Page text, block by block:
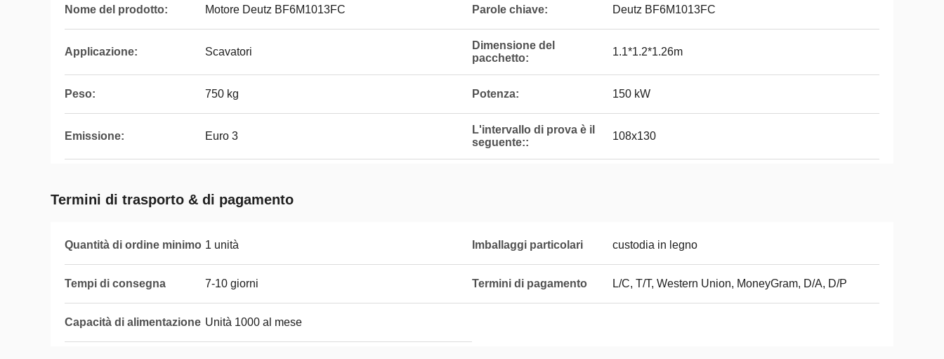
Nome del prodotto: Motore Deutz BF6M1013FC Parole chiave: Deutz BF6M1013FC
Applicazione: Scavatori
Dimensione del
pacchetto:
1.1*1.2*1.26m
Peso: 750 kg Potenza: 150 kW
Emissione: Euro 3
L'intervallo di prova è il
seguente::
108x130
Termini di trasporto & di pagamento
Quantità di ordine minimo 1 unità Imballaggi particolari custodia in legno
Tempi di consegna 7-10 giorni Termini di pagamento L/C, T/T, Western Union, MoneyGram, D/A, D/P
Capacità di alimentazione Unità 1000 al mese